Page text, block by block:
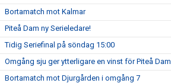
Bortamatch mot Kalmar
Piteå Dam ny Serieledare!
Tidig Seriefinal på söndag 15:00
Omgång sju ger ytterligare en vinst för Piteå Dam
Bortamatch mot Djurgården i omgång 7